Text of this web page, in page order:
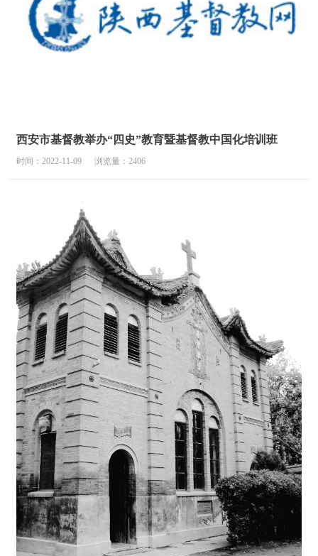
西安市基督教举办“四史”教育暨基督教中国化培训班
时间：2022-11-09 浏览量：2406